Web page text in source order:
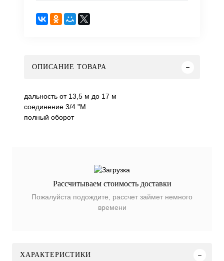
ОПИСАНИЕ ТОВАРА
дальность от 13,5 м до 17 м
соединение 3/4 "M
полный оборот
Рассчитываем стоимость доставки
Пожалуйста подождите, рассчет займет немного
времени
ХАРАКТЕРИСТИКИ